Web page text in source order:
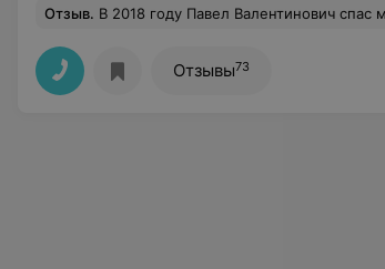
Отзыв. В 2018 году Павел Валентинович спас мне жизнь. Врач от Бога!!!
Отзывы73